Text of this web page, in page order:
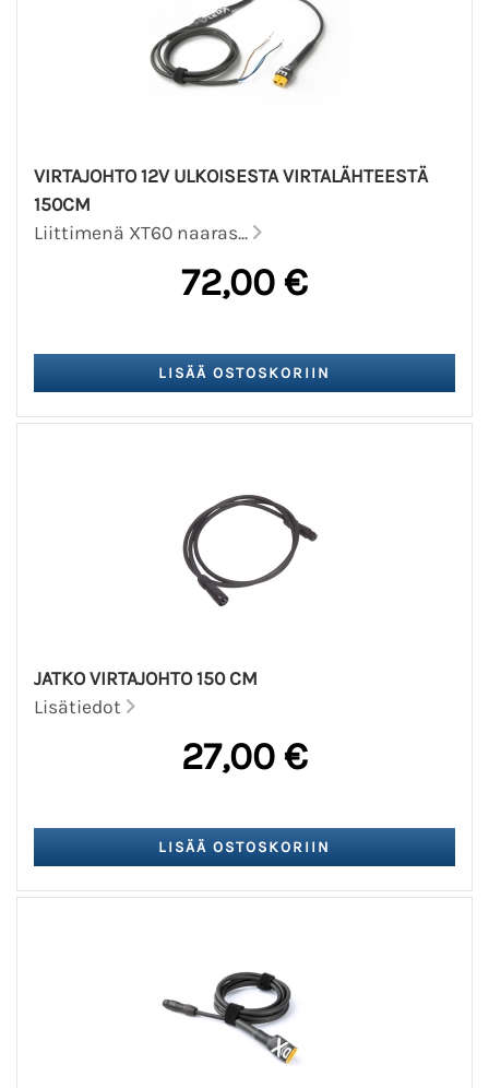
VIRTAJOHTO 12V ULKOISESTA VIRTALÄHTEESTÄ
150CM
Liittimenä XT60 naaras...
72,00 €
JATKO VIRTAJOHTO 150 CM
Lisätiedot
27,00 €